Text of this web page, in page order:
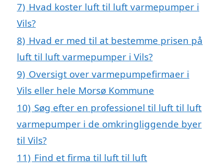
7) Hvad koster luft til luft varmepumper i
Vils?
8) Hvad er med til at bestemme prisen på
luft til luft varmepumper i Vils?
9) Oversigt over varmepumpefirmaer i
Vils eller hele Morsø Kommune
10) Søg efter en professionel til luft til luft
varmepumper i de omkringliggende byer
til Vils?
11) Find et firma til luft til luft